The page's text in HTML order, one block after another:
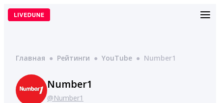
Перейти
Главная ● Рейтинги ● YouTube ● Number1
Number1
@Number1